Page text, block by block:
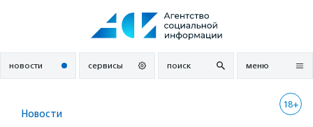
новости сервисы поиск меню
18+
Новости